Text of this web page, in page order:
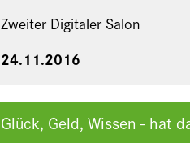
Zweiter Digitaler Salon
24.11.2016
Glück, Geld, Wissen - hat